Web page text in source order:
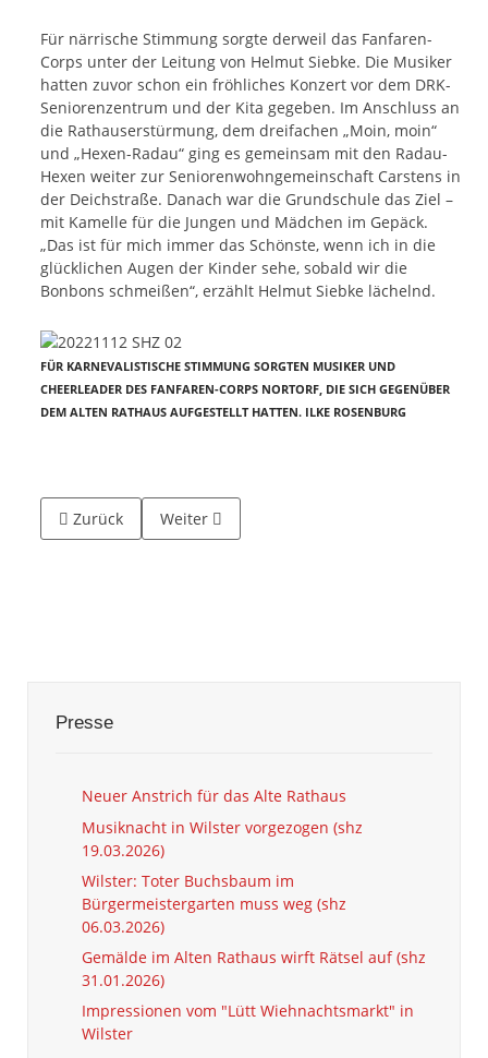
Für närrische Stimmung sorgte derweil das Fanfaren-
Corps unter der Leitung von Helmut Siebke. Die Musiker
hatten zuvor schon ein fröhliches Konzert vor dem DRK-
Seniorenzentrum und der Kita gegeben. Im Anschluss an
die Rathauserstürmung, dem dreifachen „Moin, moin“
und „Hexen-Radau“ ging es gemeinsam mit den Radau-
Hexen weiter zur Seniorenwohngemeinschaft Carstens in
der Deichstraße. Danach war die Grundschule das Ziel –
mit Kamelle für die Jungen und Mädchen im Gepäck.
„Das ist für mich immer das Schönste, wenn ich in die
glücklichen Augen der Kinder sehe, sobald wir die
Bonbons schmeißen“, erzählt Helmut Siebke lächelnd.
FÜR KARNEVALISTISCHE STIMMUNG SORGTEN MUSIKER UND
CHEERLEADER DES FANFAREN-CORPS NORTORF, DIE SICH GEGENÜBER
DEM ALTEN RATHAUS AUFGESTELLT HATTEN. ILKE ROSENBURG
Vorheriger Beitrag: Es ist eine schöne Atmosphäre hier
Zurück Nächster Beitrag: Die Stadt zwischen 1865
Weiter
Presse
Neuer Anstrich für das Alte Rathaus
Musiknacht in Wilster vorgezogen (shz
19.03.2026)
Wilster: Toter Buchsbaum im
Bürgermeistergarten muss weg (shz
06.03.2026)
Gemälde im Alten Rathaus wirft Rätsel auf (shz
31.01.2026)
Impressionen vom "Lütt Wiehnachtsmarkt" in
Wilster